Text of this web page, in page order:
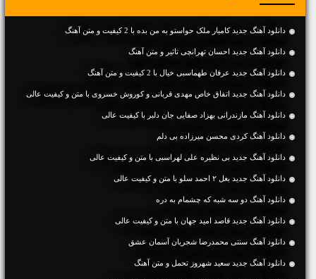
دانلود آهنگ جديد کامیار ملک حواستو به من بده با 2 کیفیت و متن آهنگ
دانلود آهنگ جديد احسان تهرانچی تاثیر و متن آهنگ
دانلود آهنگ جديد عرفان طهماسبی خیال با 2 کیفیت و متن آهنگ
دانلود آهنگ جديد اتفاق خاص مهدی قربانی و کوروش خسروی با متن و کیفیت عالی
دانلود آهنگ مازندرانی بهزاد صفایی جان دلبر با کیفیت عالی
دانلود آهنگ کردی محسن میرزاده بی دلم
دانلود آهنگ جديد بی نظیره علی لهراسبی با متن و کیفیت عالی
دانلود آهنگ جديد بغل ۲ احمد سلو با متن و کیفیت عالی
دانلود آهنگ دو سه شبه که چشمام به دره
دانلود آهنگ جديد قاصد امید جهان با متن و کیفیت عالی
دانلود آهنگ سنتی محمدرضا شجریان آسمان عشق
دانلود آهنگ جديد سعید شهروز تحمل و متن آهنگ